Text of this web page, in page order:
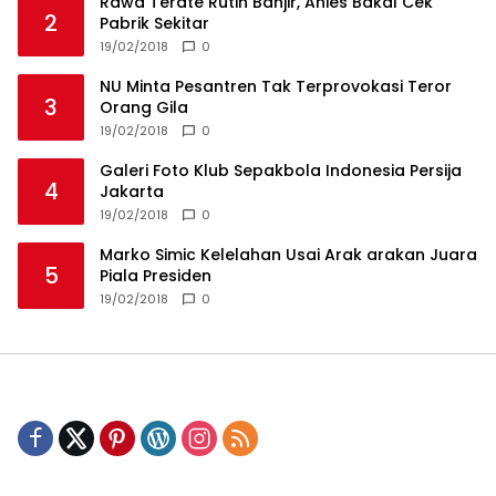
2
Pabrik Sekitar
19/02/2018 0
3
NU Minta Pesantren Tak Terprovokasi Teror
Orang Gila
19/02/2018 0
4
Galeri Foto Klub Sepakbola Indonesia Persija
Jakarta
19/02/2018 0
5
Marko Simic Kelelahan Usai Arak arakan Juara
Piala Presiden
19/02/2018 0